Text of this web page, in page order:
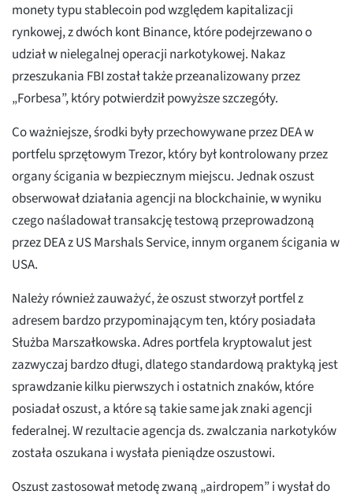
monety typu stablecoin pod względem kapitalizacji
rynkowej, z dwóch kont Binance, które podejrzewano o
udział w nielegalnej operacji narkotykowej. Nakaz
przeszukania FBI został także przeanalizowany przez
„Forbesa”, który potwierdził powyższe szczegóły.
Co ważniejsze, środki były przechowywane przez DEA w
portfelu sprzętowym Trezor, który był kontrolowany przez
organy ścigania w bezpiecznym miejscu. Jednak oszust
obserwował działania agencji na blockchainie, w wyniku
czego naśladował transakcję testową przeprowadzoną
przez DEA z US Marshals Service, innym organem ścigania w
USA.
Należy również zauważyć, że oszust stworzył portfel z
adresem bardzo przypominającym ten, który posiadała
Służba Marszałkowska. Adres portfela kryptowalut jest
zazwyczaj bardzo długi, dlatego standardową praktyką jest
sprawdzanie kilku pierwszych i ostatnich znaków, które
posiadał oszust, a które są takie same jak znaki agencji
federalnej. W rezultacie agencja ds. zwalczania narkotyków
została oszukana i wysłała pieniądze oszustowi.
Oszust zastosował metodę zwaną „airdropem” i wysłał do